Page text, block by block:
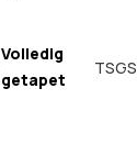
Volledig
getapet
TSGS